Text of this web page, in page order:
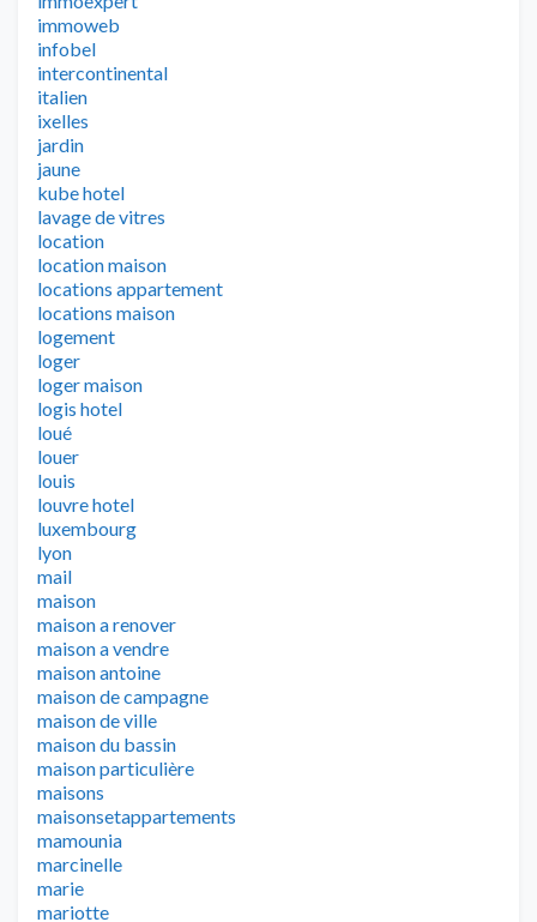
immoweb
infobel
intercontinental
italien
ixelles
jardin
jaune
kube hotel
lavage de vitres
location
location maison
locations appartement
locations maison
logement
loger
loger maison
logis hotel
loué
louer
louis
louvre hotel
luxembourg
lyon
mail
maison
maison a renover
maison a vendre
maison antoine
maison de campagne
maison de ville
maison du bassin
maison particulière
maisons
maisonsetappartements
mamounia
marcinelle
marie
mariotte